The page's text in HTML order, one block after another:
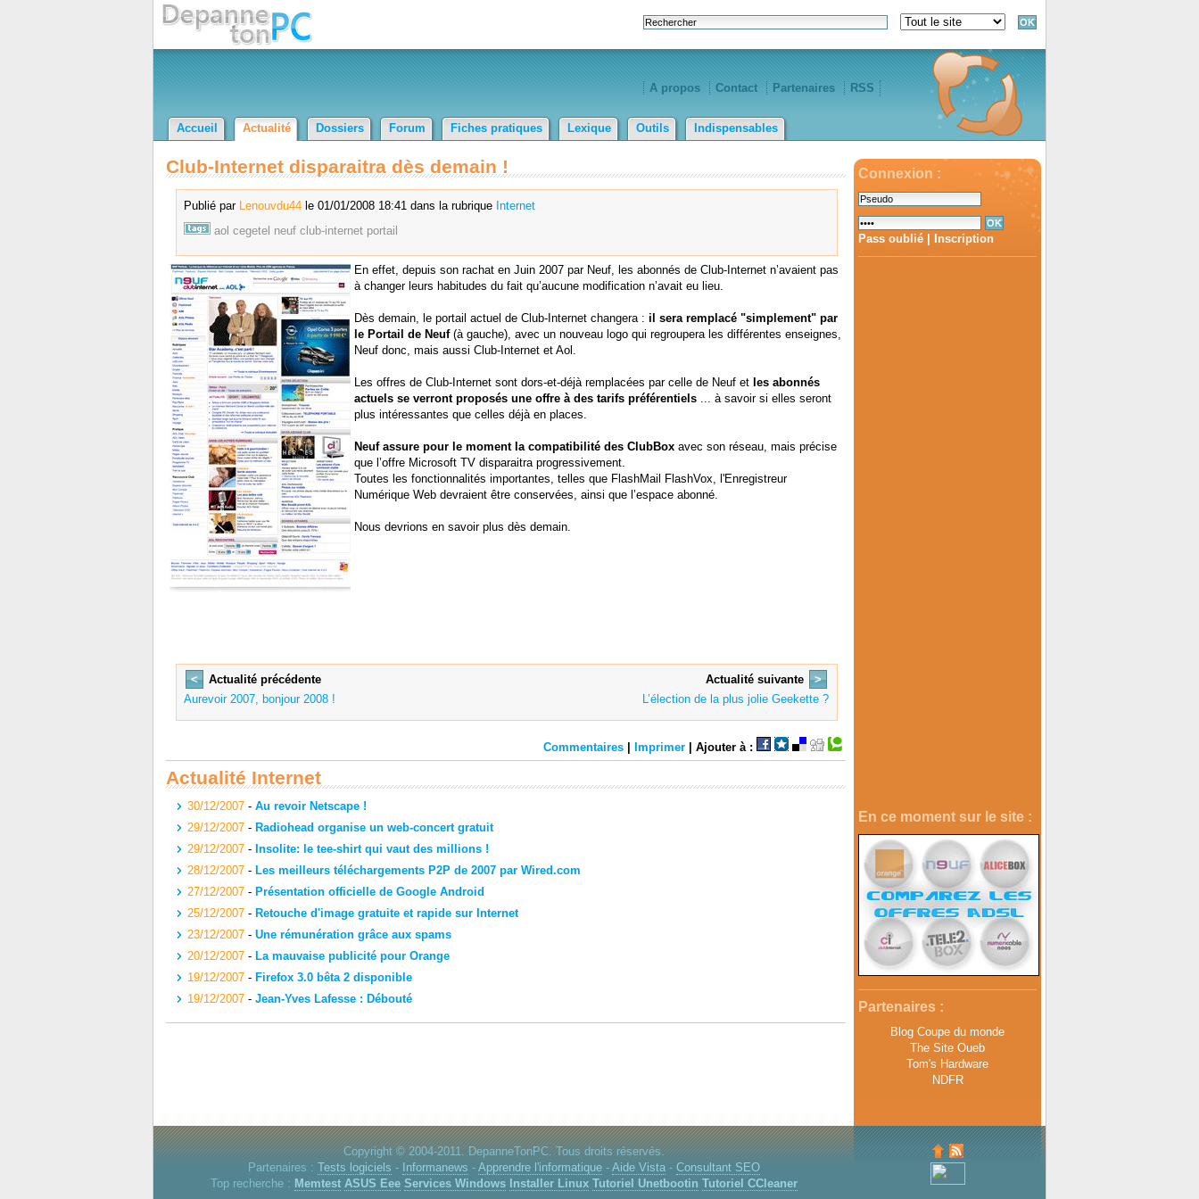
A propos Contact Partenaires RSS
Accueil Actualité Dossiers Forum Fiches pratiques Lexique Outils Indispensables
Connexion :
Pass oublié Inscription
En ce moment sur le site :
Partenaires :
Blog Coupe du monde
The Site Oueb
Tom's Hardware
NDFR
Club-Internet disparaitra dès demain !
Publié par Lenouvdu44le 01/01/2008 18:41 dans la rubrique Internet
aol cegetel neuf club-internet portail
En effet, depuis son rachat en Juin 2007 par Neuf, les abonnés de Club-Internet n’avaient pas
à changer leurs habitudes du fait qu’aucune modification n’avait eu lieu.
Dès demain, le portail actuel de Club-Internet changera : il sera remplacé "simplement" par
le Portail de Neuf(à gauche), avec un nouveau logo qui regroupera les différentes enseignes,
Neuf donc, mais aussi Club-Internet et Aol.
Les offres de Club-Internet sont dors-et-déjà remplacées par celle de Neuf et les abonnés
actuels se verront proposés une offre à des tarifs préférentiels... à savoir si elles seront
plus intéressantes que celles déjà en places.
Neuf assure pour le moment la compatibilité des ClubBoxavec son réseau, mais précise
que l’offre Microsoft TV disparaitra progressivement.
Toutes les fonctionnalités importantes, telles que FlashMail FlashVox, l'Enregistreur
Numérique Web devraient être conservées, ainsi que l’espace abonné.
Nous devrions en savoir plus dès demain.
<
Actualité précédente
Aurevoir 2007, bonjour 2008 !
Actualité suivante
>
L’élection de la plus jolie Geekette ?
Commentaires |Imprimer | Ajouter à :
Actualité Internet
30/12/2007- Au revoir Netscape !
29/12/2007- Radiohead organise un web-concert gratuit
29/12/2007- Insolite: le tee-shirt qui vaut des millions !
28/12/2007- Les meilleurs téléchargements P2P de 2007 par Wired.com
27/12/2007- Présentation officielle de Google Android
25/12/2007- Retouche d'image gratuite et rapide sur Internet
23/12/2007- Une rémunération grâce aux spams
20/12/2007- La mauvaise publicité pour Orange
19/12/2007- Firefox 3.0 bêta 2 disponible
19/12/2007- Jean-Yves Lafesse : Débouté
Copyright © 2004-2011. DepanneTonPC. Tous droits réservés.
Partenaires : Tests logiciels - Informanews - Apprendre l'informatique- Aide Vista- Consultant SEO
Top recherche : Memtest ASUS Eee Services Windows Installer Linux Tutoriel Unetbootin Tutoriel CCleaner